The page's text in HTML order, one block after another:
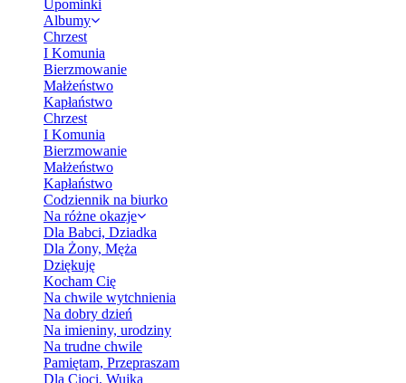
Upominki
Albumy
Chrzest
I Komunia
Bierzmowanie
Małżeństwo
Kapłaństwo
Chrzest
I Komunia
Bierzmowanie
Małżeństwo
Kapłaństwo
Codziennik na biurko
Na różne okazje
Dla Babci, Dziadka
Dla Żony, Męża
Dziękuję
Kocham Cię
Na chwile wytchnienia
Na dobry dzień
Na imieniny, urodziny
Na trudne chwile
Pamiętam, Przepraszam
Dla Cioci, Wujka